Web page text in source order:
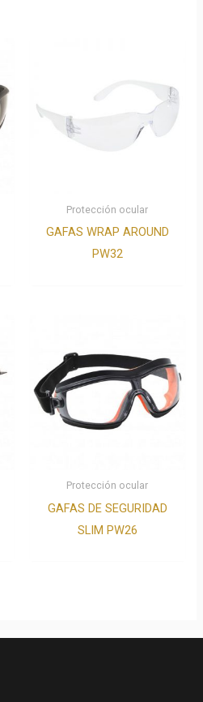
Protección ocular
GAFAS WRAP AROUND
PW32
Protección ocular
GAFAS DE SEGURIDAD
SLIM PW26